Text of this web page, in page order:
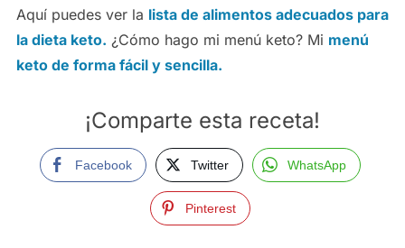
Aquí puedes ver la lista de alimentos adecuados para
la dieta keto. ¿Cómo hago mi menú keto? Mi menú
keto de forma fácil y sencilla.
¡Comparte esta receta!
Facebook Twitter WhatsApp
Pinterest